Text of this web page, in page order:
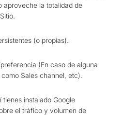
aproveche la totalidad de
(o propias).
(En caso de alguna
Sales channel, etc).
instalado Google
el tráfico y volumen de